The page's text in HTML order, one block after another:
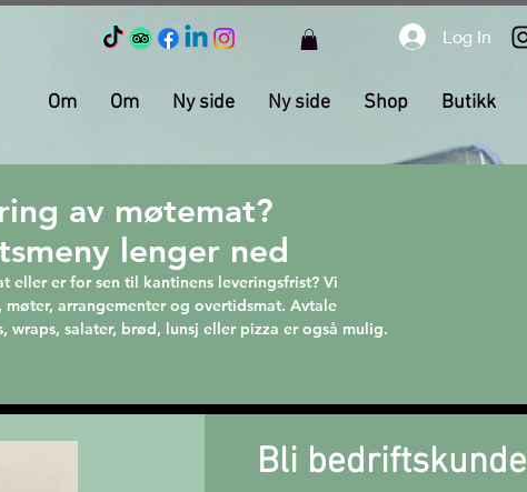
Log In
Om Om Ny side Ny side Shop Butikk
av møtemat?
lenger ned
eller er for sen til kantinens leveringsfrist? Vi
arrangementer og overtidsmat. Avtale
wraps, salater, brød, lunsj eller pizza er også mulig.
Bli bedriftskunde